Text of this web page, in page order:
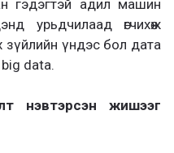
гэдэгтэй адил машин
урьдчилаад өгчихөж
үндэс бол дата
big data.
нэвтэрсэн жишээг